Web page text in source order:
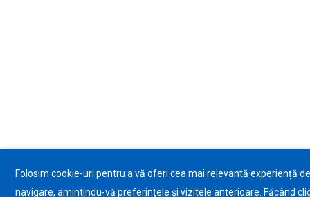
Folosim cookie-uri pentru a vă oferi cea mai relevantă experiență de
navigare, amintindu-vă preferințele și vizitele anterioare. Făcând